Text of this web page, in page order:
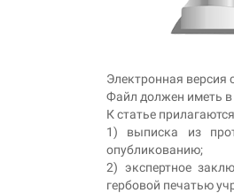
Электронная версия
Файл должен иметь
К статье
1) выписка из
опубликованию;
2) экспертное
гербовой печатью